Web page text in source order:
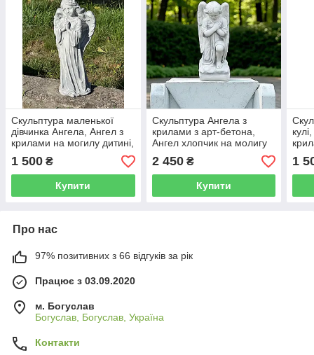
Скульптура маленької
дівчинка Ангела, Ангел з
крилами на могилу дитині,
бетонний Ангел на
пам’ятник 42 см
1 500 ₴
Купити
Скульптура Ангела з
крилами з арт-бетона,
Ангел хлопчик на молигу
воїна, Ангел на
постаменті 53 см
2 450₴
Купити
1
Про нас
97% позитивних з 66 відгуків за рік
Працює з 03.09.2020
м. Богуслав
Богуслав, Богуслав, Україна
Контакти